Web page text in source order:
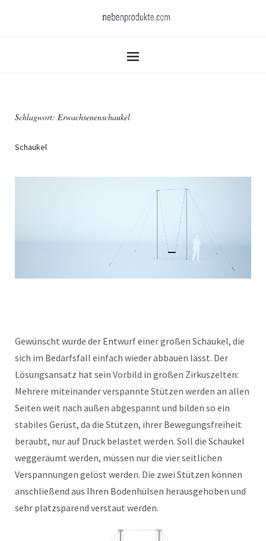
Schlagwort: Erwachsenenschaukel
Schaukel
Gewünscht wurde der Entwurf einer großen Schaukel, die
sich im Bedarfsfall einfach wieder abbauen lässt. Der
Lösungsansatz hat sein Vorbild in großen Zirkuszelten:
Mehrere miteinander verspannte Stützen werden an allen
Seiten weit nach außen abgespannt und bilden so ein
stabiles Gerüst, da die Stützen, ihrer Bewegungsfreiheit
beraubt, nur auf Druck belastet werden. Soll die Schaukel
weggeräumt werden, müssen nur die vier seitlichen
Verspannungen gelöst werden. Die zwei Stützen können
anschließend aus Ihren Bodenhülsen herausgehoben und
sehr platzsparend verstaut werden.